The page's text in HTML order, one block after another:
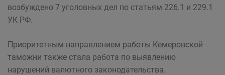
возбуждено 7 уголовных дел по статьям 226.1 и 229.1
УК РФ.
Приоритетным направлением работы Кемеровской
таможни также стала работа по выявлению
нарушений валютного законодательства.